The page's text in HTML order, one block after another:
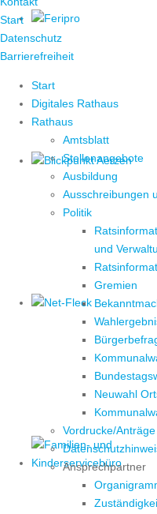
Start
Datenschutz
Barrierefreiheit
Start
Digitales Rathaus
Rathaus
Amtsblatt
Stellenangebote
Ausbildung
Ausschreibungen
Politik
und
Gremien
Neuwahl
Vordrucke/Anträge
Ansprechpartner